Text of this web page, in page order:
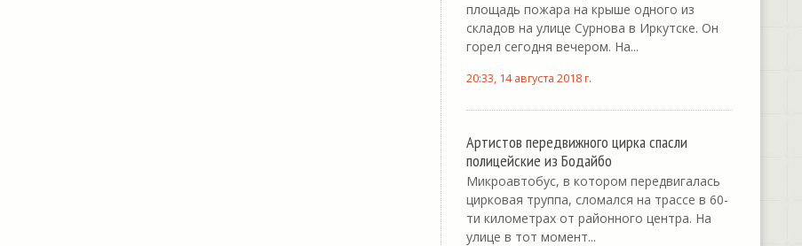
площадь пожара на крыше одного из
складов на улице Сурнова в Иркутске. Он
горел сегодня вечером. На...
20:33, 14 августа 2018 г.
Артистов передвижного цирка спасли
полицейские из Бодайбо
Микроавтобус, в котором передвигалась
цирковая труппа, сломался на трассе в 60-
ти километрах от районного центра. На
улице в тот момент...